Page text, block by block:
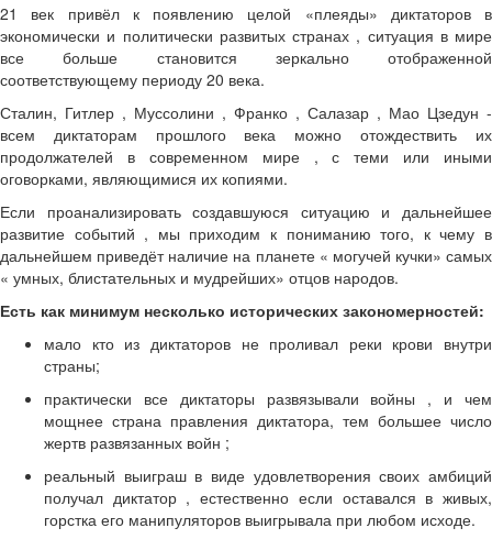
21 век привёл к появлению целой «плеяды» диктаторов в
экономически и политически развитых странах , ситуация в мире
все больше становится зеркально отображенной
соответствующему периоду 20 века.
Сталин, Гитлер , Муссолини , Франко , Салазар , Мао Цзедун -
всем диктаторам прошлого века можно отождествить их
продолжателей в современном мире , с теми или иными
оговорками, являющимися их копиями.
Если проанализировать создавшуюся ситуацию и дальнейшее
развитие событий , мы приходим к пониманию того, к чему в
дальнейшем приведёт наличие на планете « могучей кучки» самых
« умных, блистательных и мудрейших» отцов народов.
Есть как минимум несколько исторических закономерностей:
мало кто из диктаторов не проливал реки крови внутри
страны;
практически все диктаторы развязывали войны , и чем
мощнее страна правления диктатора, тем большее число
жертв развязанных войн ;
реальный выиграш в виде удовлетворения своих амбиций
получал диктатор , естественно если оставался в живых,
горстка его манипуляторов выигрывала при любом исходе.